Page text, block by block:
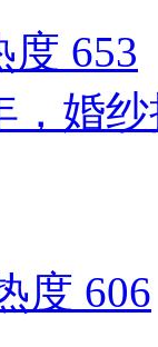
度 653
，婚
度 606